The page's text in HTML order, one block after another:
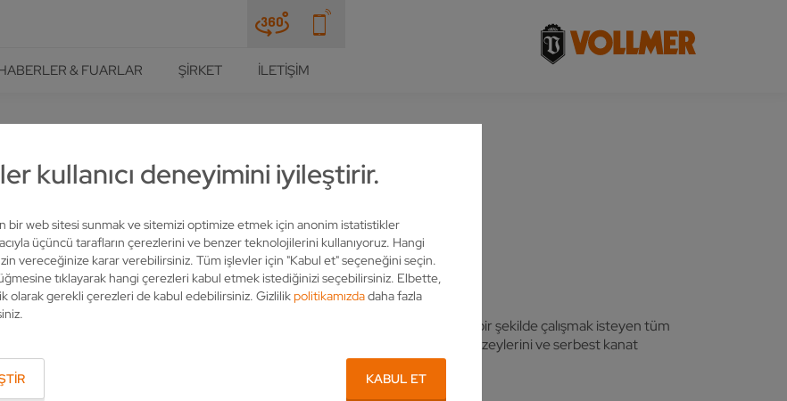
kullanıcı deneyimini iyileştirir.
bir web sitesi sunmak ve sitemizi optimize etmek için anonim istatistikler
üçüncü tarafların çerezlerini ve benzer teknolojilerini kullanıyoruz. Hangi
vereceğinize karar verebilirsiniz. Tüm işlevler için "Kabul et" seçeneğini seçin.
tıklayarak hangi çerezleri kabul etmek istediğinizi seçebilirsiniz. Elbette,
olarak gerekli çerezleri de kabul edebilirsiniz. Gizlilikpolitikamızdadaha fazla
KABUL ET
& FUARLAR ŞIRKET İLETIŞIM
- ama sonuçların kalitesinden ödün vermeden - son derece verimli ve üretken bir şekilde çalışmak isteyen tüm
çözümlerine de sahiptir. Üretimde ve serviste kesme yüzeylerini, yanak yüzeylerini ve serbest kanat
ND işleme sistemi sayesinde maksimum esneklikten faydalanabilirsiniz.